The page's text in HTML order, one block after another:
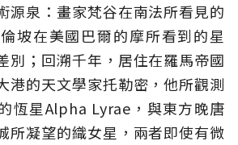
源泉：畫家梵谷在南法所看見的
坡在美國巴爾的摩所看到的星
別；回溯千年，居住在羅馬帝國
港的天文學家托勒密，他所觀測
恆星Alpha Lyrae，與東方晚唐
所凝望的織女星，兩者即使有微